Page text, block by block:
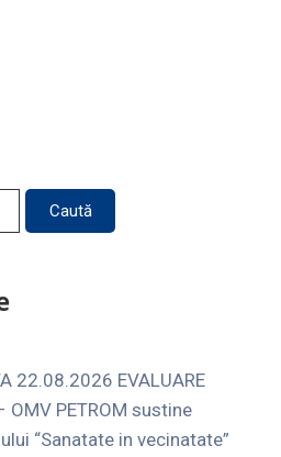
22.08.2026 EVALUARE
OMV PETROM sustine
“Sanatate in vecinatate”